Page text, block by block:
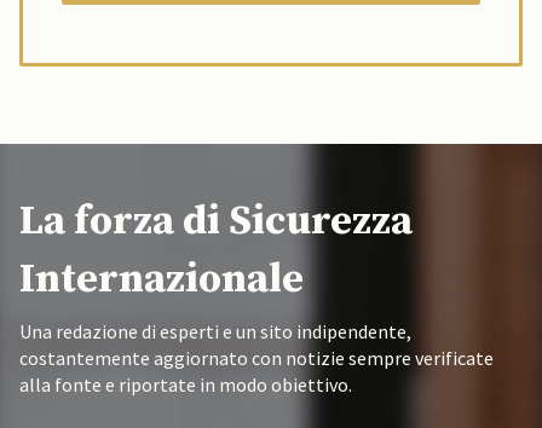
La forza di Sicurezza
Internazionale
Una redazione di esperti e un sito indipendente,
costantemente aggiornato con notizie sempre verificate
alla fonte e riportate in modo obiettivo.